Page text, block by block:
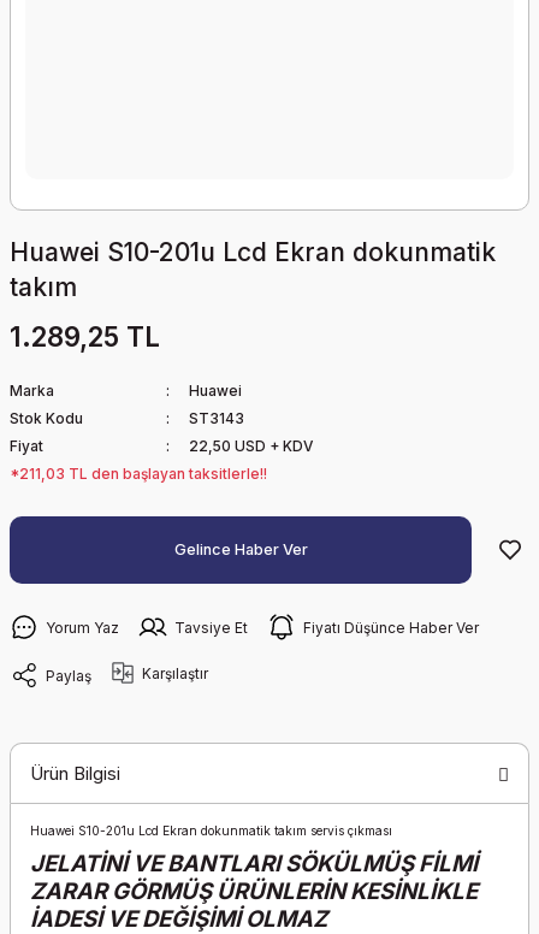
Huawei S10-201u Lcd Ekran dokunmatik
takım
1.289,25 TL
Marka
Huawei
Stok Kodu
ST3143
Fiyat
22,50 USD + KDV
*211,03 TL den başlayan taksitlerle!!
Gelince Haber Ver
Yorum Yaz Tavsiye Et Fiyatı Düşünce Haber Ver
Paylaş Karşılaştır
Ürün Bilgisi
Huawei S10-201u Lcd Ekran dokunmatik takım servis çıkması
JELATİNİ VE BANTLARI SÖKÜLMÜŞ FİLMİ
ZARAR GÖRMÜŞ ÜRÜNLERİN KESİNLİKLE
İADESİ VE DEĞİŞİMİ OLMAZ